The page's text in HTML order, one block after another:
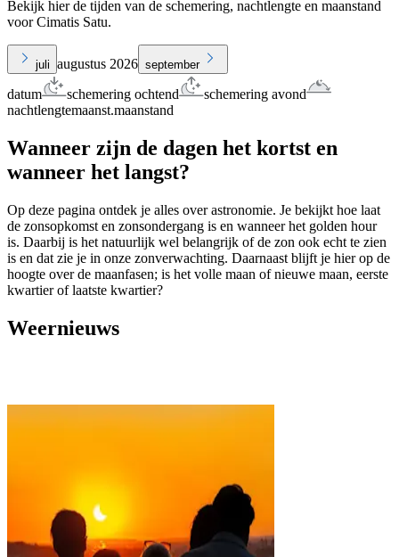
Bekijk hier de tijden van de schemering, nachtlengte en maanstand
voor Cimatis Satu.
juli augustus 2026 september
datum schemering ochtend
schemering avond
nachtlengtemaanst.maanstand
Wanneer zijn de dagen het kortst en
wanneer het langst?
Op deze pagina ontdek je alles over astronomie. Je bekijkt hoe laat
de zonsopkomst en zonsondergang is en wanneer het golden hour
is. Daarbij is het natuurlijk wel belangrijk of de zon ook echt te zien
is en dat zie je in onze zonverwachting. Daarnaast blijft je hier op de
hoogte over de maanfasen; is het volle maan of nieuwe maan, eerste
kwartier of laatste kwartier?
Weernieuws